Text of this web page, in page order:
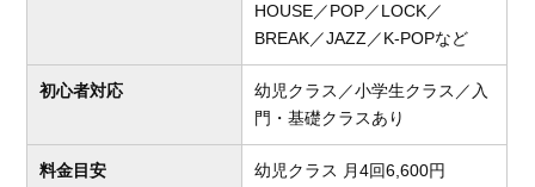
HOUSE／POP／LOCK／
BREAK／JAZZ／K-POPなど
初心者対応
幼児クラス／小学生クラス／入
門・基礎クラスあり
料金目安
幼児クラス 月4回6,600円